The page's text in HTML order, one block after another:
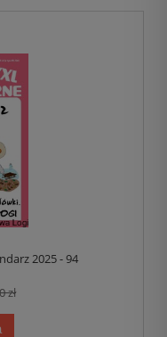
2025 - 94
zł